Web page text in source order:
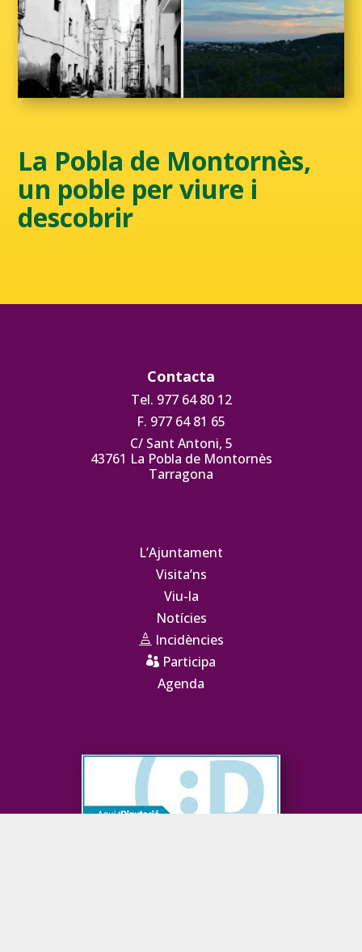
La Pobla de Montornès,
un poble per viure i
descobrir
Contacta
Tel. 977 64 80 12
F. 977 64 81 65
C/ Sant Antoni, 5
43761 La Pobla de Montornès
Tarragona
L’Ajuntament
Visita’ns
Viu-la
Notícies
 Incidències
 Participa
Agenda